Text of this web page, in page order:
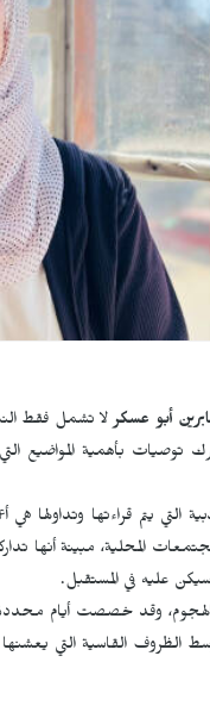
أبو عسكرلا تشمل فقط
توصيات بأهمية
التي يتم قراءتها وتداولها
المحلية، مبينة أنها
عليه في المستقبل.
وقد خصصت أيام محددة
وسط الظروف القاسية التي